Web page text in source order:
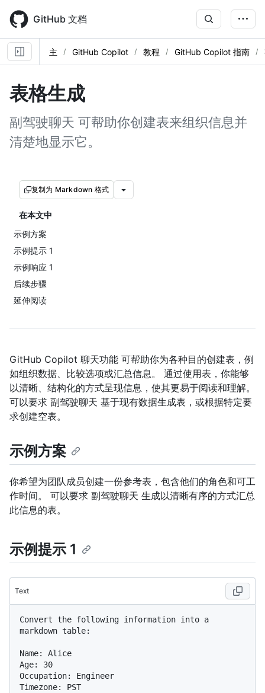
main
content
GitHub 文档
主 GitHub Copilot 教程 GitHub Copilot 指南
表格生成
副驾驶聊天 可帮助你创建表来组织信息并
清楚地显示它。
复制为 Markdown 格式
在本文中
示例方案
示例提示 1
示例响应 1
后续步骤
延伸阅读
GitHub Copilot 聊天功能 可帮助你为各种目的创建表，例
如组织数据、比较选项或汇总信息。 通过使用表，你能够
以清晰、结构化的方式呈现信息，使其更易于阅读和理解。
可以要求 副驾驶聊天 基于现有数据生成表，或根据特定要
求创建空表。
示例方案
你希望为团队成员创建一份参考表，包含他们的角色和可工
作时间。 可以要求 副驾驶聊天 生成以清晰有序的方式汇总
此信息的表。
示例提示 1
Text
Convert the following information into a
markdown table:
Name: Alice
Age: 30
Occupation: Engineer
Timezone: PST